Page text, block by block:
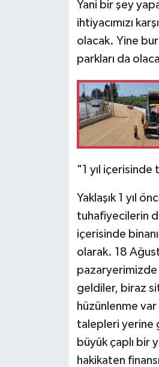
Yani bir şey
ihtiyacımızı
olacak. Yine
parkları da
"1 yıl içerisinde
Yaklaşık 1 yıl
tuhafiyecilerin
içerisinde
olarak. 18
pazaryerimizde
geldiler, biraz
hüzünlenme
talepleri yerine
büyük çaplı
hakikaten